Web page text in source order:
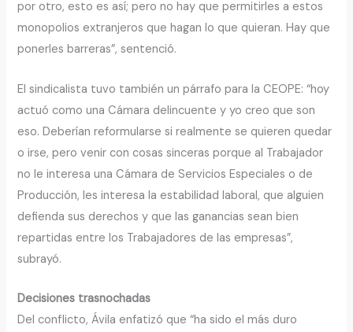
por otro, esto es así; pero no hay que permitirles a estos
monopolios extranjeros que hagan lo que quieran. Hay que
ponerles barreras”, sentenció.
El sindicalista tuvo también un párrafo para la CEOPE: “hoy
actuó como una Cámara delincuente y yo creo que son
eso. Deberían reformularse si realmente se quieren quedar
o irse, pero venir con cosas sinceras porque al Trabajador
no le interesa una Cámara de Servicios Especiales o de
Producción, les interesa la estabilidad laboral, que alguien
defienda sus derechos y que las ganancias sean bien
repartidas entre los Trabajadores de las empresas”,
subrayó.
Decisiones trasnochadas
Del conflicto, Ávila enfatizó que “ha sido el más duro